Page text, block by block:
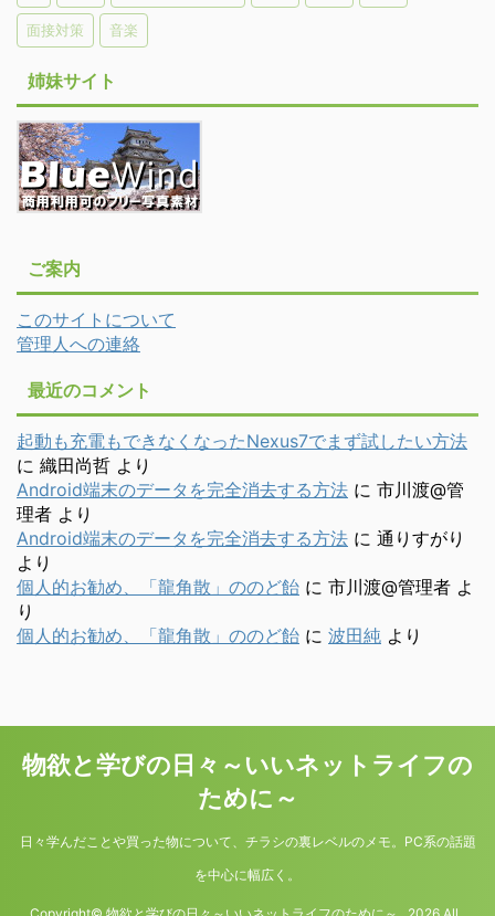
面接対策 音楽
姉妹サイト
ご案内
このサイトについて
管理人への連絡
最近のコメント
起動も充電もできなくなったNexus7でまず試したい方法
に 織田尚哲 より
Android端末のデータを完全消去する方法 に 市川渡@管
理者 より
Android端末のデータを完全消去する方法 に 通りすがり
より
個人的お勧め、「龍角散」ののど飴 に 市川渡@管理者 よ
り
個人的お勧め、「龍角散」ののど飴 に 波田純 より
物欲と学びの日々～いいネットライフの
ために～
日々学んだことや買った物について、チラシの裏レベルのメモ。PC系の話題
を中心に幅広く。